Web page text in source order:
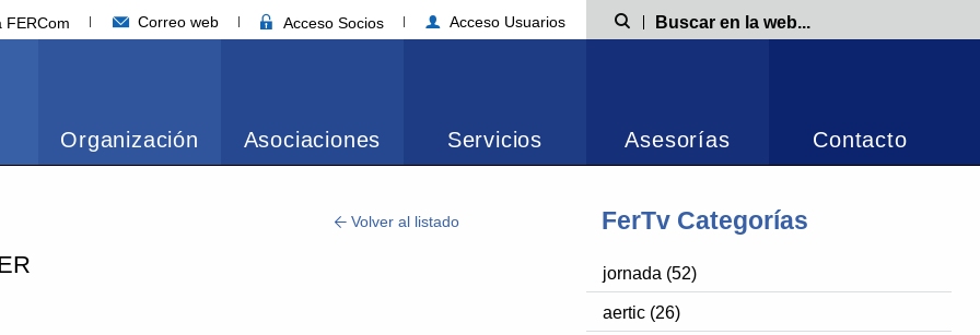
FERCom Correo web Acceso Socios Acceso Usuarios Búsqueda
Organización Asociaciones Servicios Asesorías Contacto
FerTv Categorías
jornada (52)
aertic (26)
Volver al listado